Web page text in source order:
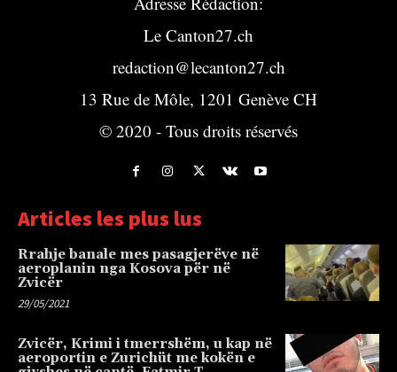
Le Canton27.ch
redaction@lecanton27.ch
13 Rue de Môle, 1201 Genève CH
© 2020 - Tous droits réservés
Articles les plus lus
Rrahje banale mes pasagjerëve në
aeroplanin nga Kosova për në
Zvicër
29/05/2021
Zvicër, Krimi i tmerrshëm, u kap në
aeroportin e Zurichüt me kokën e